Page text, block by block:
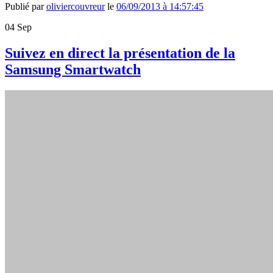
Publié paroliviercouvreurle 06/09/2013 à 14:57:45
04 Sep
Suivez en direct la présentation de la
Samsung Smartwatch